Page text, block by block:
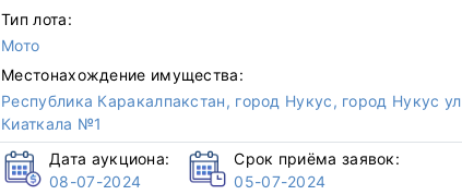
Тип лота:
Мото
Местонахождение имущества:
Республика Каракалпакстан, город Нукус, город Нукус ул
Киаткала №1
Дата аукциона:
08-07-2024
Срок приёма заявок:
05-07-2024